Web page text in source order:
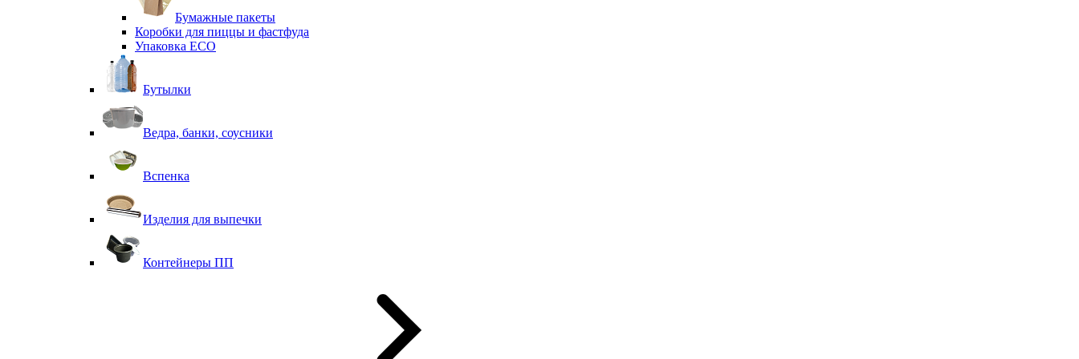
Бумажные пакеты
Коробки для пиццы и фастфуда
Упаковка ECO
Бутылки
Ведра, банки, соусники
Вспенка
Изделия для выпечки
Контейнеры ПП